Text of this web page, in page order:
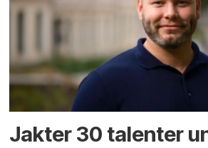
Jakter 30 talenter